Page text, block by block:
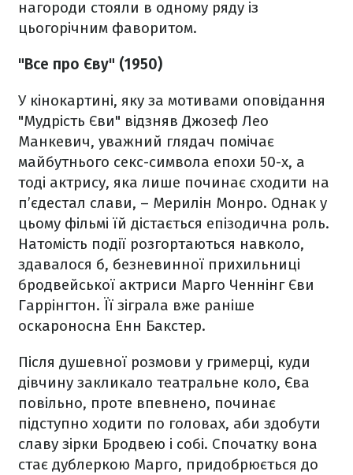
нагороди стояли в одному ряду із
цьогорічним фаворитом.
"Все про Єву" (1950)
У кінокартині, яку за мотивами оповідання
"Мудрість Єви" відзняв Джозеф Лео
Манкевич, уважний глядач помічає
майбутнього секс-символа епохи 50-х, а
тоді актрису, яка лише починає сходити на
п’єдестал слави, – Мерилін Монро. Однак у
цьому фільмі їй дістається епізодична роль.
Натомість події розгортаються навколо,
здавалося б, безневинної прихильниці
бродвейської актриси Марго Ченнінг Єви
Гаррінгтон. Її зіграла вже раніше
оскароносна Енн Бакстер.
Після душевної розмови у гримерці, куди
дівчину закликало театральне коло, Єва
повільно, проте впевнено, починає
підступно ходити по головах, аби здобути
славу зірки Бродвею і собі. Спочатку вона
стає дублеркою Марго, придобрюється до